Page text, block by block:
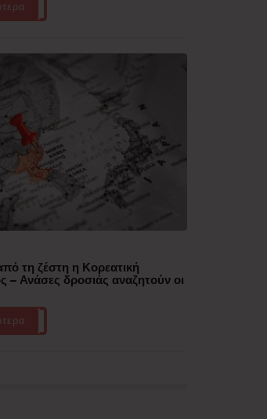
τη ζέστη η Κορεατική
– Ανάσες δροσιάς αναζητούν οι